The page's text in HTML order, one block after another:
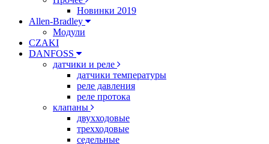
Новинки 2019
Allen-Bradley
Модули
CZAKI
DANFOSS
датчики и реле
датчики температуры
реле давления
реле протока
клапаны
двухходовые
трехходовые
седельные